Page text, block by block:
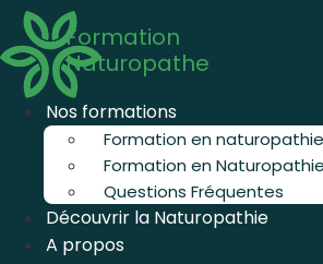
Aller
contenu
Formation
Naturopathe
Nos formations
Formation en naturopathie
Formation en
Questions Fréquentes
Découvrir la Naturopathie
A propos